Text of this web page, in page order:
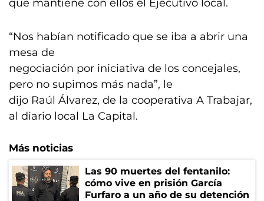
que mantiene con ellos el Ejecutivo local.
“Nos habían notificado que se iba a abrir una
mesa de
negociación por iniciativa de los concejales,
pero no supimos más nada”, le
dijo Raúl Álvarez, de la cooperativa A Trabajar,
al diario local La Capital.
Más noticias
Las 90 muertes del fentanilo:
cómo vive en prisión García
Furfaro a un año de su detención